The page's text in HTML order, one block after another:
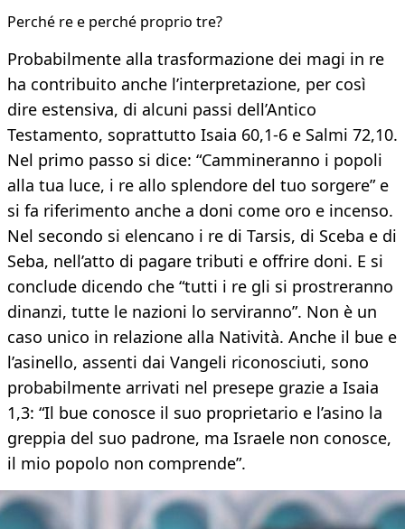
Perché re e perché proprio tre?
Probabilmente alla trasformazione dei magi in re
ha contribuito anche l’interpretazione, per così
dire estensiva, di alcuni passi dell’Antico
Testamento, soprattutto Isaia 60,1-6 e Salmi 72,10.
Nel primo passo si dice: “Cammineranno i popoli
alla tua luce, i re allo splendore del tuo sorgere” e
si fa riferimento anche a doni come oro e incenso.
Nel secondo si elencano i re di Tarsis, di Sceba e di
Seba, nell’atto di pagare tributi e offrire doni. E si
conclude dicendo che “tutti i re gli si prostreranno
dinanzi, tutte le nazioni lo serviranno”. Non è un
caso unico in relazione alla Natività. Anche il bue e
l’asinello, assenti dai Vangeli riconosciuti, sono
probabilmente arrivati nel presepe grazie a Isaia
1,3: “Il bue conosce il suo proprietario e l’asino la
greppia del suo padrone, ma Israele non conosce,
il mio popolo non comprende”.